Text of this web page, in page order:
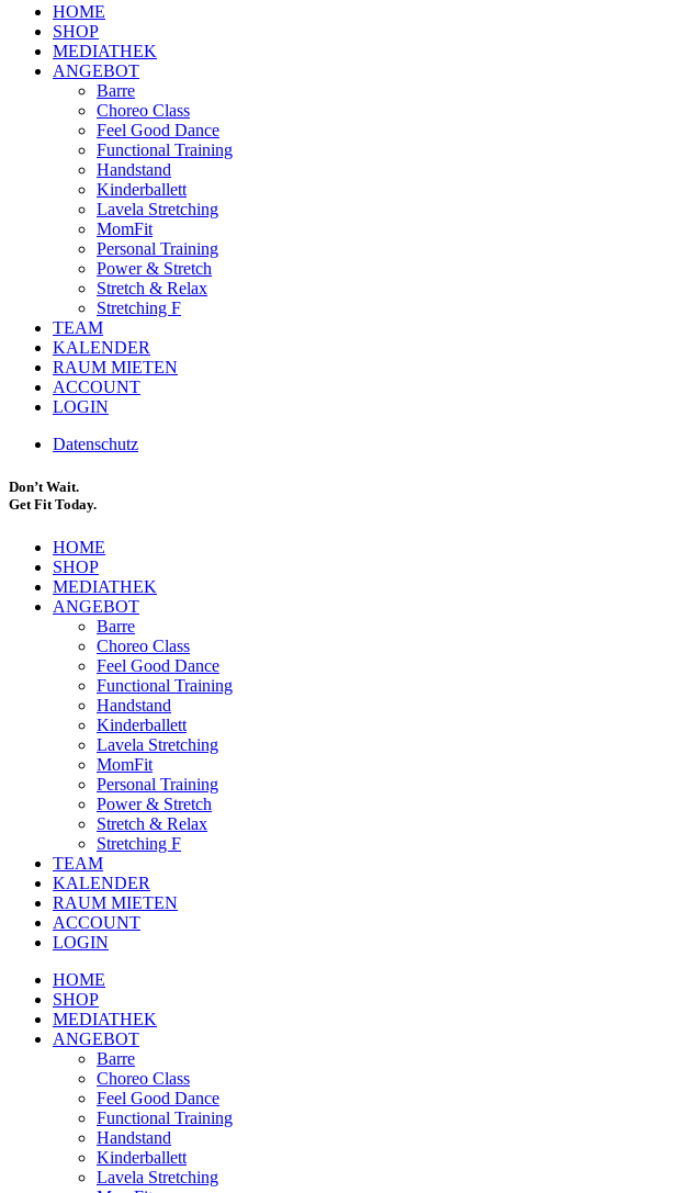
HOME
SHOP
MEDIATHEK
ANGEBOT
Barre
Choreo Class
Feel Good Dance
Functional Training
Handstand
Kinderballett
Lavela Stretching
MomFit
Personal Training
Power & Stretch
Stretch & Relax
Stretching F
TEAM
KALENDER
RAUM MIETEN
ACCOUNT
LOGIN
Datenschutz
Don’t Wait.
Get Fit Today.
HOME
SHOP
MEDIATHEK
ANGEBOT
Barre
Choreo Class
Feel Good Dance
Functional Training
Handstand
Kinderballett
Lavela Stretching
MomFit
Personal Training
Power & Stretch
Stretch & Relax
Stretching F
TEAM
KALENDER
RAUM MIETEN
ACCOUNT
LOGIN
HOME
SHOP
MEDIATHEK
ANGEBOT
Barre
Choreo Class
Feel Good Dance
Functional Training
Handstand
Kinderballett
Lavela Stretching